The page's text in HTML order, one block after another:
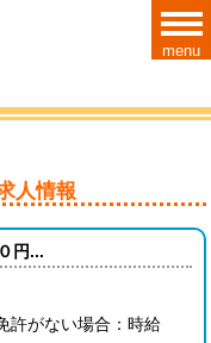
人情報
円...
がない場合：時給
menu